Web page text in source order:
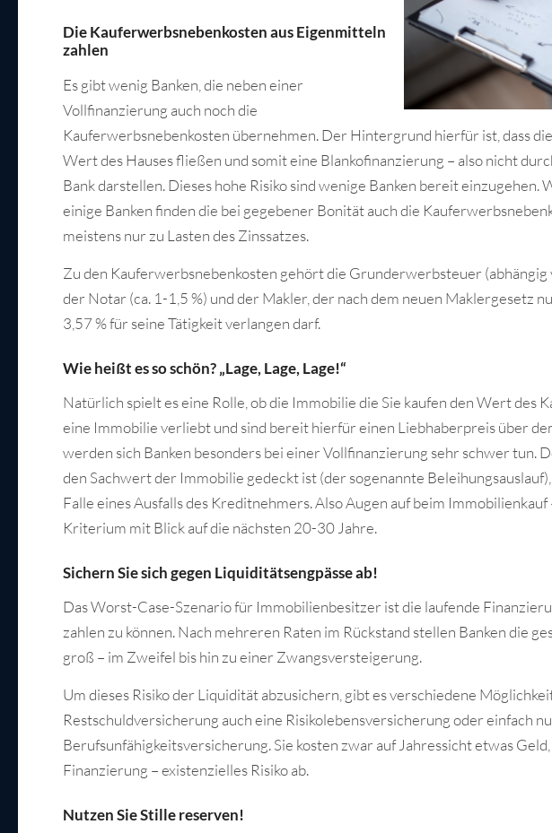
Die Kauferwerbsnebenkosten aus Eigenmitteln
zahlen
Es gibt wenig Banken, die neben einer
Vollfinanzierung auch noch die
Kauferwerbsnebenkosten übernehmen. Der Hintergrund hierfür ist, dass
Wert des Hauses fließen und somit eine Blankofinanzierung – also nicht
Bank darstellen. Dieses hohe Risiko sind wenige Banken bereit einzugehen.
einige Banken finden die bei gegebener Bonität auch die
meistens nur zu Lasten des Zinssatzes.
Zu den Kauferwerbsnebenkosten gehört die Grunderwerbsteuer (abhängig
der Notar (ca. 1-1,5 %) und der Makler, der nach dem neuen Maklergesetz
3,57 % für seine Tätigkeit verlangen darf.
Wie heißt es so schön? „Lage, Lage, Lage!“
Natürlich spielt es eine Rolle, ob die Immobilie die Sie kaufen den Wert des
eine Immobilie verliebt und sind bereit hierfür einen Liebhaberpreis über
werden sich Banken besonders bei einer Vollfinanzierung sehr schwer tun.
den Sachwert der Immobilie gedeckt ist (der sogenannte
Falle eines Ausfalls des Kreditnehmers. Also Augen auf beim
Kriterium mit Blick auf die nächsten 20-30 Jahre.
Sichern Sie sich gegen Liquiditätsengpässe ab!
Das Worst-Case-Szenario für Immobilienbesitzer ist die laufende
zahlen zu können. Nach mehreren Raten im Rückstand stellen Banken die
groß – im Zweifel bis hin zu einer Zwangsversteigerung.
Um dieses Risiko der Liquidität abzusichern, gibt es verschiedene
Restschuldversicherung auch eine Risikolebensversicherung oder einfach
Berufsunfähigkeitsversicherung. Sie kosten zwar auf Jahressicht etwas
Finanzierung – existenzielles Risiko ab.
Nutzen Sie Stille reserven!